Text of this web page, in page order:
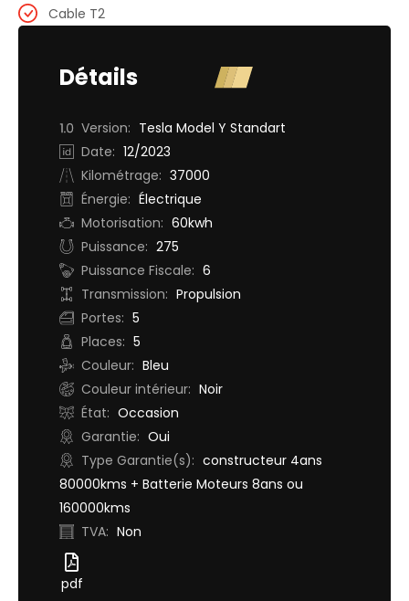
Cable T2
Détails
Version: Tesla Model Y Standart
Date: 12/2023
Kilométrage: 37000
Énergie: Électrique
Motorisation: 60kwh
Puissance: 275
Puissance Fiscale: 6
Transmission: Propulsion
Portes: 5
Places: 5
Couleur: Bleu
Couleur intérieur: Noir
État: Occasion
Garantie: Oui
Type Garantie(s): constructeur 4ans
80000kms + Batterie Moteurs 8ans ou
160000kms
TVA: Non
pdf